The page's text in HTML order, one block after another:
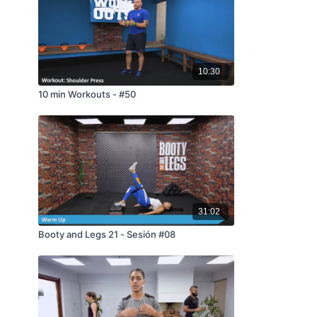
10:30
10 min Workouts - #50
31:02
Booty and Legs 21 - Sesión #08